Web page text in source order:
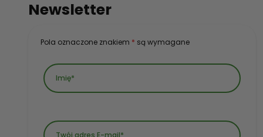
Newsletter
Pola oznaczone znakiem * są wymagane